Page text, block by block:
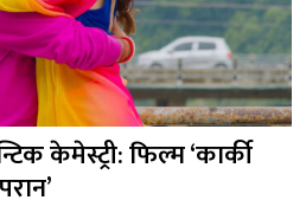
केमेस्ट्री: फिल्म ‘कार्की